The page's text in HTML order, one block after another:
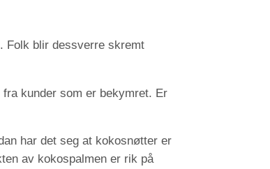
Folk blir dessverre skremt
kunder som er bekymret. Er
har det seg at kokosnøtter er
av kokospalmen er rik på